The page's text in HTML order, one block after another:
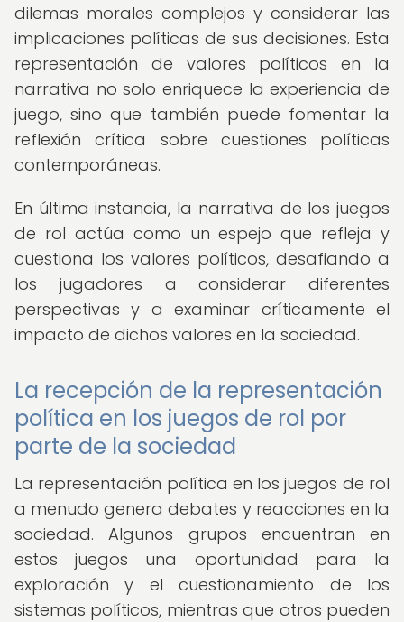
dilemas morales complejos y considerar las
implicaciones políticas de sus decisiones. Esta
representación de valores políticos en la
narrativa no solo enriquece la experiencia de
juego, sino que también puede fomentar la
reflexión crítica sobre cuestiones políticas
contemporáneas.
En última instancia, la narrativa de los juegos
de rol actúa como un espejo que refleja y
cuestiona los valores políticos, desafiando a
los jugadores a considerar diferentes
perspectivas y a examinar críticamente el
impacto de dichos valores en la sociedad.
La recepción de la representación
política en los juegos de rol por
parte de la sociedad
La representación política en los juegos de rol
a menudo genera debates y reacciones en la
sociedad. Algunos grupos encuentran en
estos juegos una oportunidad para la
exploración y el cuestionamiento de los
sistemas políticos, mientras que otros pueden